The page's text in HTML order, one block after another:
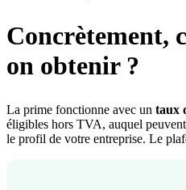
Concrètement,
on obtenir ?
La prime fonctionne avec un taux
éligibles hors TVA, auquel
le profil de votre entreprise. Le